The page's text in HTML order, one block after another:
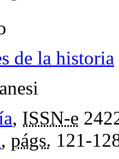
de la historia
, ISSN-e
, págs. 121-